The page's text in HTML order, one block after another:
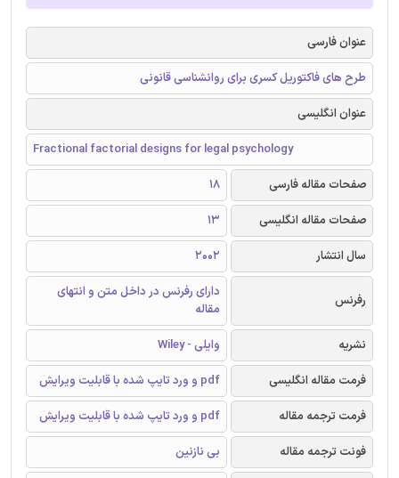
عنوان فارسی
طرح های فاکتوریل کسری برای روانشناسی قانونی
عنوان انگلیسی
Fractional factorial designs for legal psychology
صفحات مقاله فارسی
18
صفحات مقاله انگلیسی
13
سال انتشار
2002
رفرنس
دارای رفرنس در داخل متن و انتهای
مقاله
نشریه
وایلی - Wiley
فرمت مقاله انگلیسی
pdf و ورد تایپ شده با قابلیت ویرایش
فرمت ترجمه مقاله
pdf و ورد تایپ شده با قابلیت ویرایش
فونت ترجمه مقاله
بی نازنین